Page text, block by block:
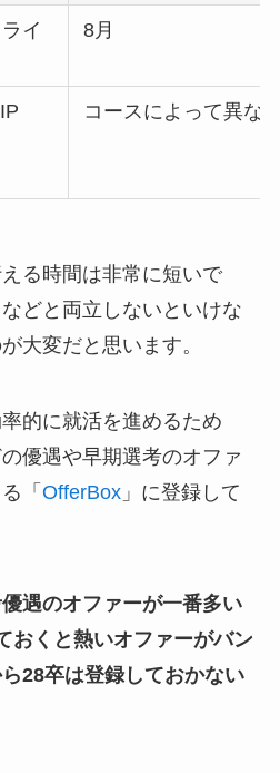
イ
8月
コースによって異な
る時間は非常に短いで
どと両立しないといけな
大変だと思います。
的に就活を進めるため
優遇や早期選考のオファ
「 OfferBox」に登録して
遇のオファーが一番多い
おくと熱いオファーがバン
28卒は登録しておかない